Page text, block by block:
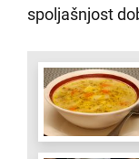
spoljašnjost